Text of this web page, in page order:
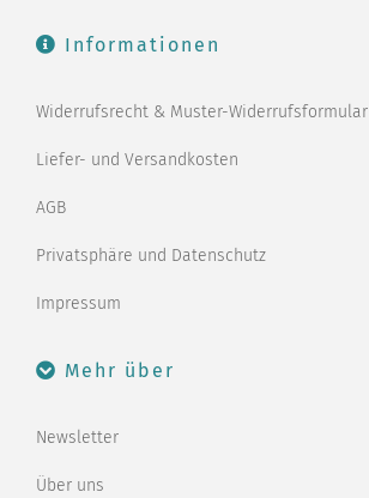
Informationen
Widerrufsrecht & Muster-Widerrufsformular
Liefer- und Versandkosten
AGB
Privatsphäre und Datenschutz
Impressum
Mehr über
Newsletter
Über uns